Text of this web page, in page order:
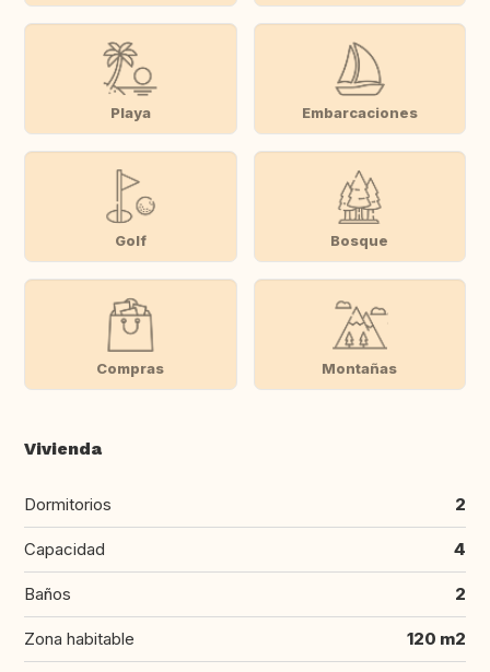
Playa Embarcaciones
Golf Bosque
Compras Montañas
Vivienda
Dormitorios 2
Capacidad 4
Baños 2
Zona habitable 120 m2